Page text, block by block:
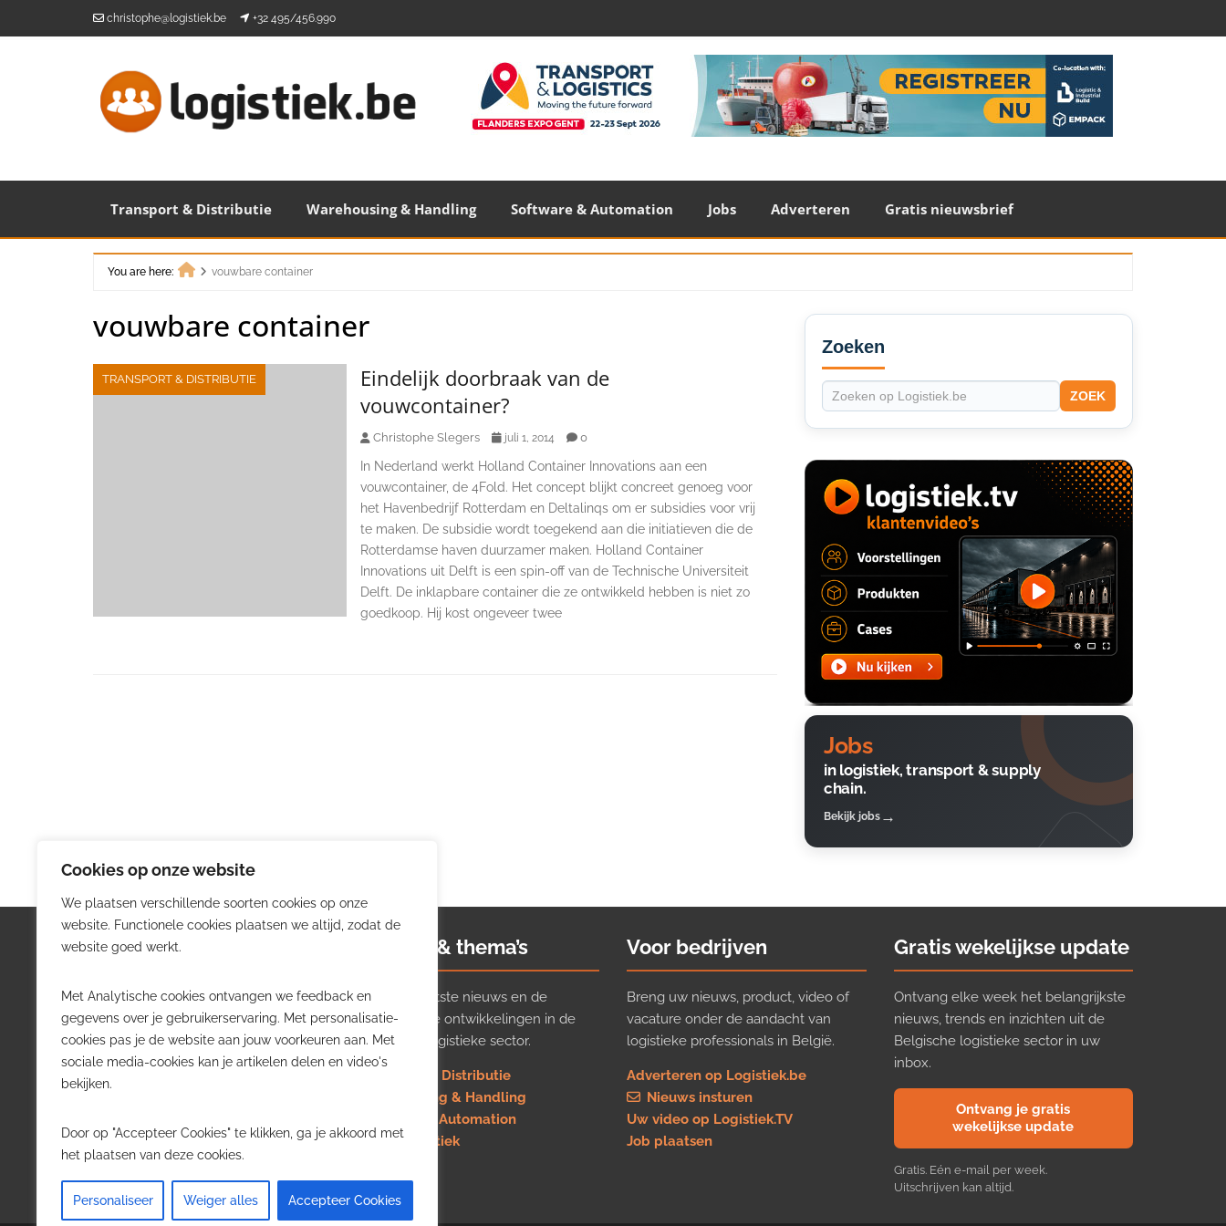
Cookies op onze website
We plaatsen verschillende soorten cookies op onze
website. Functionele cookies plaatsen we altijd, zodat de
website goed werkt.
Met Analytische cookies ontvangen we feedback en
gegevens over je gebruikerservaring. Met personalisatie-
cookies pas je de website aan jouw voorkeuren aan. Met
sociale media-cookies kan je artikelen delen en video's
bekijken.
Door op "Accepteer Cookies" te klikken, ga je akkoord met
het plaatsen van deze cookies.
Personaliseer Weiger alles Accepteer Cookies
christophe@logistiek.be +32 495/456.990
Transport & Distributie Warehousing & Handling Software & Automation Jobs Adverteren Gratis nieuwsbrief
You are here:
vouwbare container
vouwbare container
TRANSPORT & DISTRIBUTIE
Eindelijk doorbraak van de
vouwcontainer?
Christophe Slegers juli 1, 2014 0
In Nederland werkt Holland Container Innovations aan een
vouwcontainer, de 4Fold. Het concept blijkt concreet genoeg voor
het Havenbedrijf Rotterdam en Deltalinqs om er subsidies voor vrij
te maken. De subsidie wordt toegekend aan die initiatieven die de
Rotterdamse haven duurzamer maken. Holland Container
Innovations uit Delft is een spin-off van de Technische Universiteit
Delft. De inklapbare container die ze ontwikkeld hebben is niet zo
goedkoop. Hij kost ongeveer twee
Secondary
Sidebar
Zoeken
ZOEK
Jobs
in logistiek, transport & supply
chain.
Bekijk jobs
Logistiek.be
Logistiek.be brengt dagelijks nieuws,
trends en praktijkverhalen over
transport, warehousing, supply chain
en automatisering in België.
willen volgen.
Nieuws & thema’s
Volg het laatste nieuws en de
belangrijkste ontwikkelingen in de
Belgische logistieke sector.
Transport & Distributie
Warehousing & Handling
Software & Automation
Job in logistiek
Voor bedrijven
Breng uw nieuws, product, video of
vacature onder de aandacht van
logistieke professionals in België.
Adverteren op Logistiek.be
Nieuws insturen
Uw video op Logistiek.TV
Job plaatsen
Gratis wekelijkse update
Ontvang elke week het belangrijkste
nieuws, trends en inzichten uit de
Belgische logistieke sector in uw
inbox.
Ontvang je gratis
wekelijkse update
Gratis. Eén e-mail per week.
Uitschrijven kan altijd.